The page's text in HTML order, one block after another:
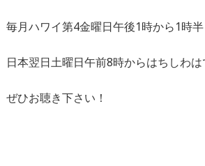
毎月ハワイ第4金曜日午後1時から1時半
日本翌日土曜日午前8時からはちしわは
ぜひお聴き下さい！